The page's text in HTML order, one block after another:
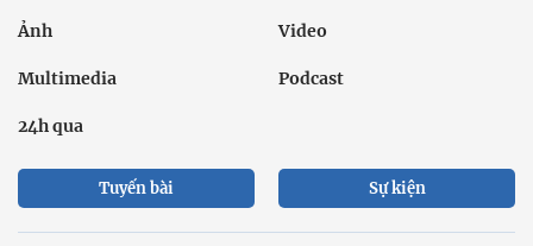
Ảnh Video
Multimedia Podcast
24h qua
Tuyến bài Sự kiện